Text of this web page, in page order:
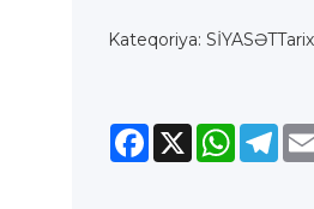
Kateqoriya: SİYASƏT
Facebook
X